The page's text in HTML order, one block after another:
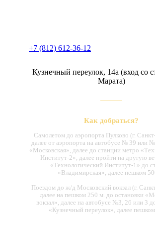
+7 (812) 612-36-12
Кузнечный переулок, 14а (вход со
Марата)
Как добраться?
Самолетом до аэропорта Пулково (г.
далее от аэропорта на автобусе № 39 или
«Московская», далее до станции метро
Институт-2», далее пройти на другую
«Технологический Институт-1» до
«Владимирская», далее пешком
Поездом до ж/д Московский вокзал (г.
далее на пешком 250 м. до остановки
вокзал», далее на автобусе №3, 26 или 3
«Кузнечный переулок», далее